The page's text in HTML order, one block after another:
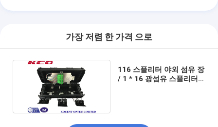
가장 저렴 한 가격 으로
116 스플리터 야외 섬유 장
/ 1 * 16 광섬유 스플리터